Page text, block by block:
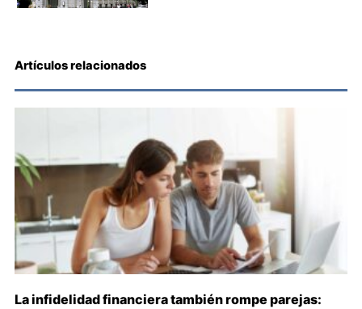
Artículos relacionados
La infidelidad financiera también rompe parejas: